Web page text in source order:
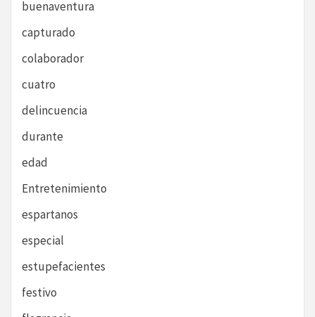
buenaventura
capturado
colaborador
cuatro
delincuencia
durante
edad
Entretenimiento
espartanos
especial
estupefacientes
festivo